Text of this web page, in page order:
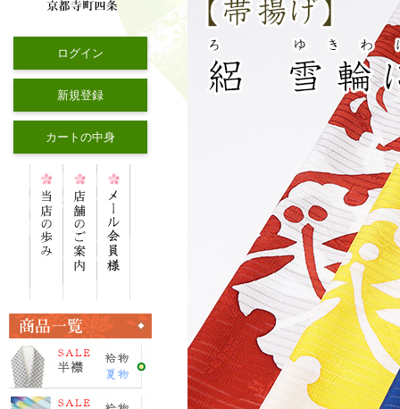
ログイン
新規登録
カートの中身